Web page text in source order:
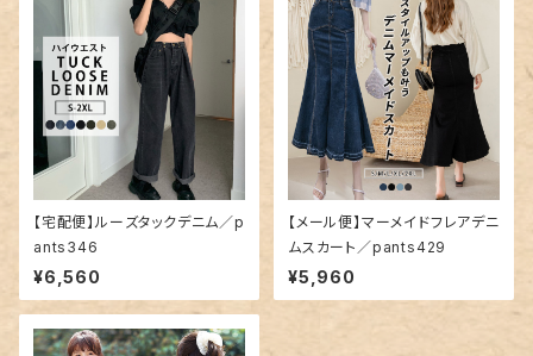
【宅配便】ルーズタックデニム／p
ants346
¥6,560
【メール便】マーメイドフレアデニ
ムスカート／pants429
¥5,960